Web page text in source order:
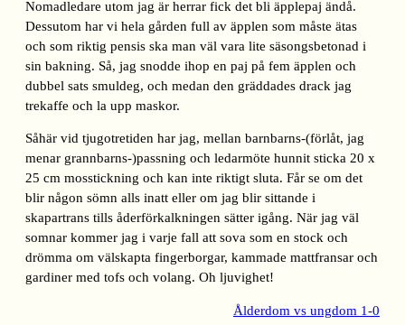
Nomadledare utom jag är herrar fick det bli äpplepaj ändå.
Dessutom har vi hela gården full av äpplen som måste ätas
och som riktig pensis ska man väl vara lite säsongsbetonad i
sin bakning. Så, jag snodde ihop en paj på fem äpplen och
dubbel sats smuldeg, och medan den gräddades drack jag
trekaffe och la upp maskor.
Såhär vid tjugotretiden har jag, mellan barnbarns-(förlåt, jag
menar grannbarns-)passning och ledarmöte hunnit sticka 20 x
25 cm mosstickning och kan inte riktigt sluta. Får se om det
blir någon sömn alls inatt eller om jag blir sittande i
skapartrans tills åderförkalkningen sätter igång. När jag väl
somnar kommer jag i varje fall att sova som en stock och
drömma om välskapta fingerborgar, kammade mattfransar och
gardiner med tofs och volang. Oh ljuvighet!
Ålderdom vs ungdom 1-0